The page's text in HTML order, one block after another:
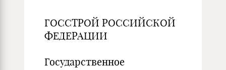
ГОССТРОЙ РОССИЙСКОЙ
ФЕДЕРАЦИИ
Государственное